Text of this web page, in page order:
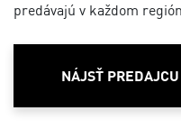
predávajú v každom
NÁJSŤ PREDAJCU